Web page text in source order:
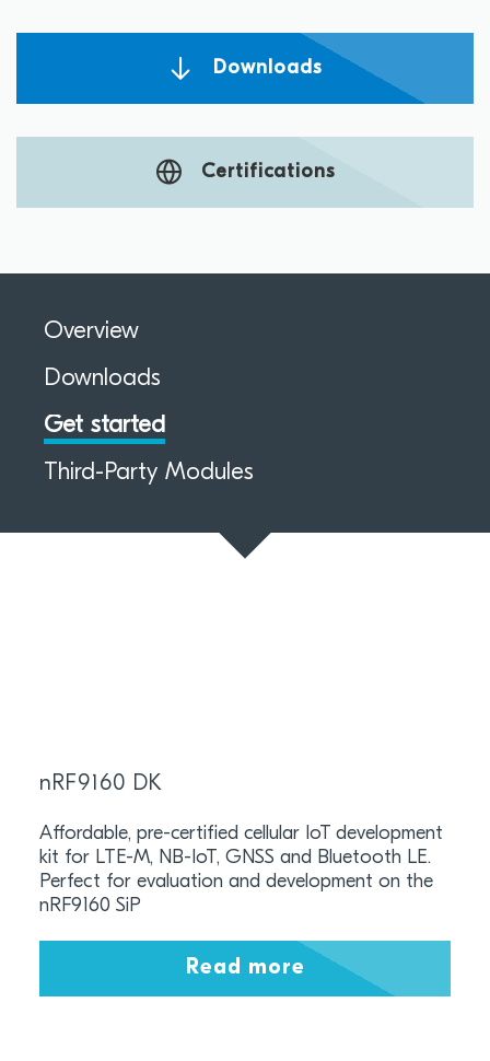
Downloads
Certifications
Overview
Downloads
Get started
Third-Party Modules
nRF9160 DK
Affordable, pre-certified cellular IoT development
kit for LTE-M, NB-IoT, GNSS and Bluetooth LE.
Perfect for evaluation and development on the
nRF9160 SiP
Read more